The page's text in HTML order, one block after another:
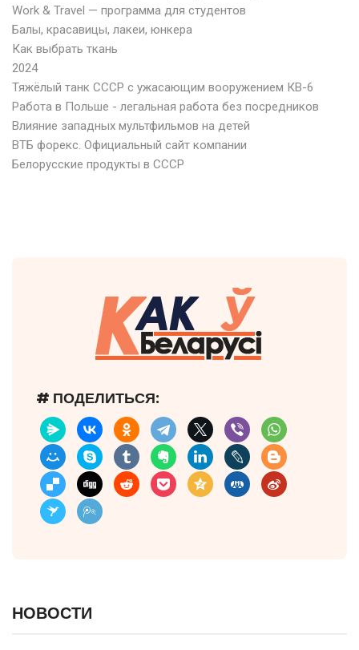
Work & Travel — программа для студентов
Балы, красавицы, лакеи, юнкера
Как выбрать ткань
2024
Тяжёлый танк СССР с ужасающим вооружением КВ-6
Работа в Польше - легальная работа без посредников
Влияние западных мультфильмов на детей
ВТБ форекс. Официальный сайт компании
Белорусские продукты в СССР
# ПОДЕЛИТЬСЯ:
НОВОСТИ